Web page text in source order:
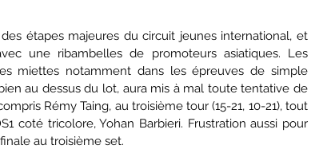
étapes majeures du circuit jeunes international, et
une ribambelles de promoteurs asiatiques. Les
miettes notamment dans les épreuves de simple
au dessus du lot, aura mis à mal toute tentative de
Rémy Taing, au troisième tour (15-21, 10-21), tout
coté tricolore, Yohan Barbieri. Frustration aussi pour
au troisième set.